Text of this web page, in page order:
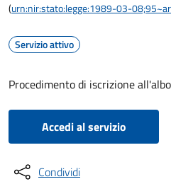
(urn:nir:stato:legge:1989-03-
Servizio attivo
Procedimento di iscrizione
Accedi al servizio
Condividi